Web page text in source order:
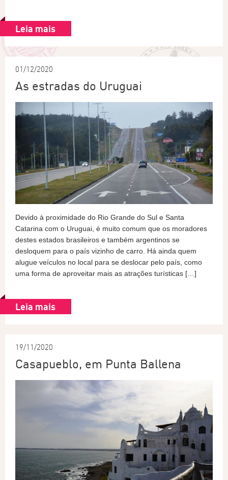
Leia mais
01/12/2020
As estradas do Uruguai
Devido à proximidade do Rio Grande do Sul e Santa
Catarina com o Uruguai, é muito comum que os moradores
destes estados brasileiros e também argentinos se
desloquem para o país vizinho de carro. Há ainda quem
alugue veículos no local para se deslocar pelo país, como
uma forma de aproveitar mais as atrações turísticas […]
Leia mais
19/11/2020
Casapueblo, em Punta Ballena